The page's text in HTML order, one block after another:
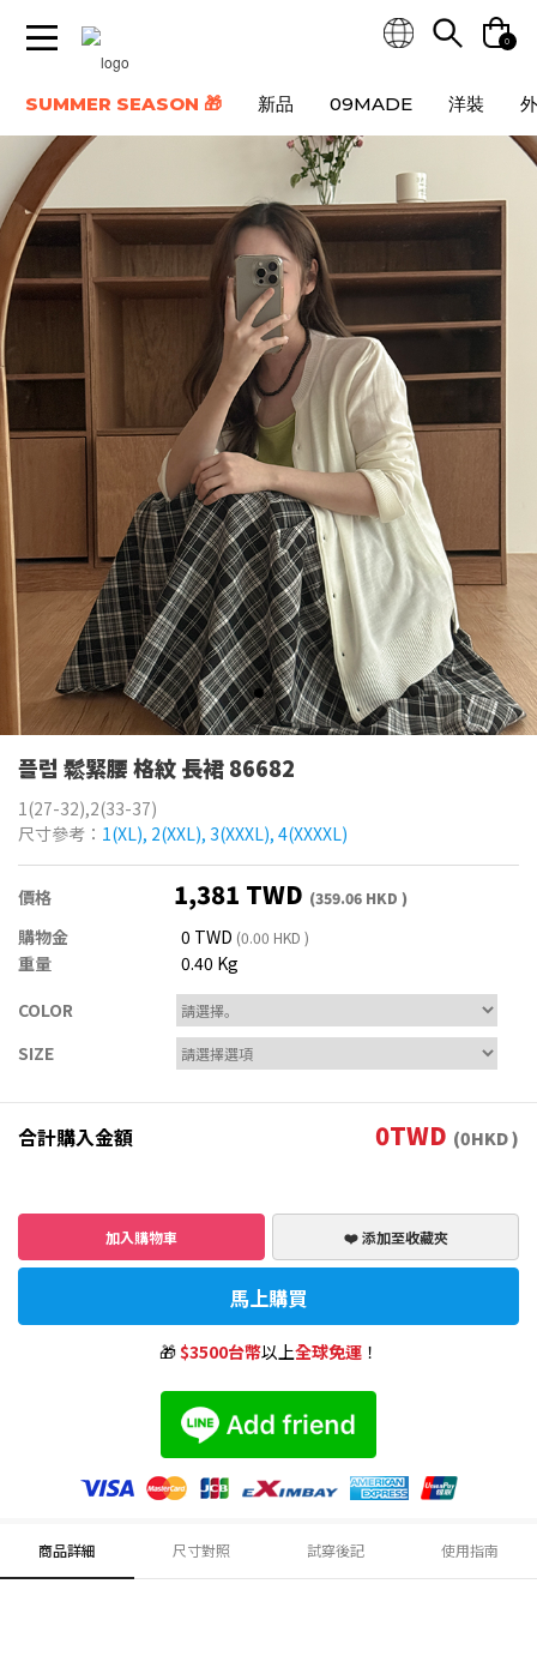
0
SUMMER SEASON 🎁 新品 09MADE 洋裝
플럼 鬆緊腰 格紋 長裙 86682
1(27-32),2(33-37)
尺寸參考： 1(XL), 2(XXL), 3(XXXL), 4(XXXXL)
價格 1,381 TWD (359.06 HKD )
購物金 0 TWD (0.00 HKD )
重量
0.40 Kg
COLOR
SIZE
合計購入金額 0TWD (0HKD )
加入購物車 ❤️ 添加至收藏夾
馬上購買
🎁$3500台幣以上全球免運！
商品詳細 尺寸對照 試穿後記 使用指南